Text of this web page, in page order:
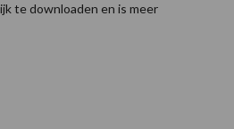
te downloaden en is meer